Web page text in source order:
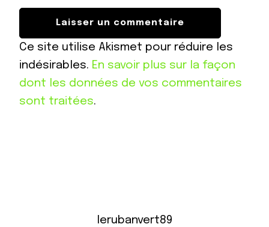
Ce site utilise Akismet pour réduire les
indésirables. En savoir plus sur la façon
dont les données de vos commentaires
sont traitées.
lerubanvert89